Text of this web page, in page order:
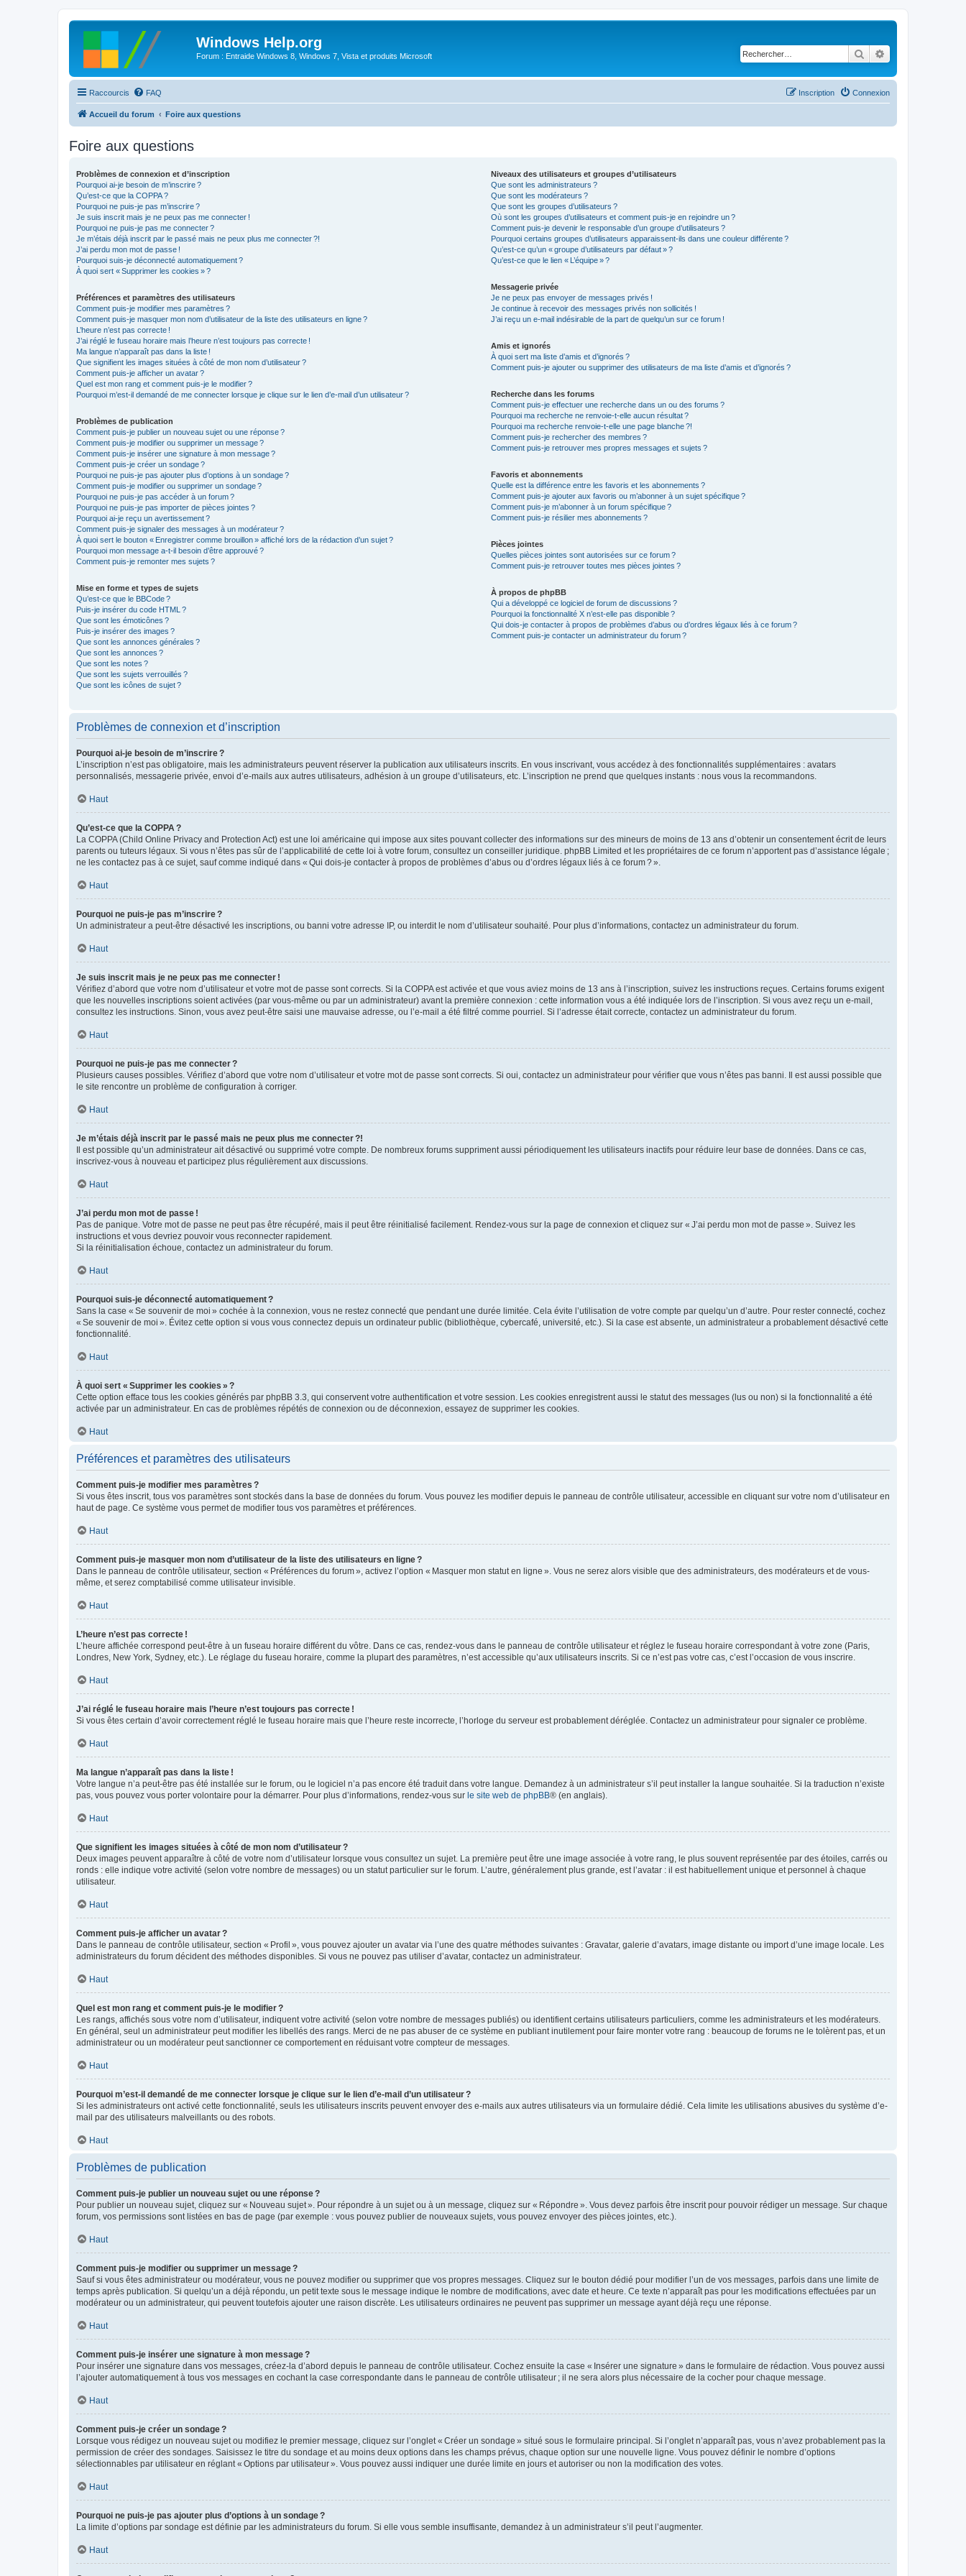
Windows Help.org
Forum : Entraide Windows 8, Windows 7, Vista et produits Microsoft Rechercher
Raccourcis FAQ Connexion
Inscription
Accueil du forum Foire aux questions
Foire aux questions
Problèmes de connexion et d’inscription
Pourquoi ai-je besoin de m’inscrire ?
Qu’est-ce que la COPPA ?
Pourquoi ne puis-je pas m’inscrire ?
Je suis inscrit mais je ne peux pas me connecter !
Pourquoi ne puis-je pas me connecter ?
Je m’étais déjà inscrit par le passé mais ne peux plus me connecter ?!
J’ai perdu mon mot de passe !
Pourquoi suis-je déconnecté automatiquement ?
À quoi sert « Supprimer les cookies » ?
Préférences et paramètres des utilisateurs
Comment puis-je modifier mes paramètres ?
Comment puis-je masquer mon nom d’utilisateur de la liste des utilisateurs en ligne ?
L’heure n’est pas correcte !
J’ai réglé le fuseau horaire mais l’heure n’est toujours pas correcte !
Ma langue n’apparaît pas dans la liste !
Que signifient les images situées à côté de mon nom d’utilisateur ?
Comment puis-je afficher un avatar ?
Quel est mon rang et comment puis-je le modifier ?
Pourquoi m’est-il demandé de me connecter lorsque je clique sur le lien d’e-mail d’un utilisateur ?
Problèmes de publication
Comment puis-je publier un nouveau sujet ou une réponse ?
Comment puis-je modifier ou supprimer un message ?
Comment puis-je insérer une signature à mon message ?
Comment puis-je créer un sondage ?
Pourquoi ne puis-je pas ajouter plus d’options à un sondage ?
Comment puis-je modifier ou supprimer un sondage ?
Pourquoi ne puis-je pas accéder à un forum ?
Pourquoi ne puis-je pas importer de pièces jointes ?
Pourquoi ai-je reçu un avertissement ?
Comment puis-je signaler des messages à un modérateur ?
À quoi sert le bouton « Enregistrer comme brouillon » affiché lors de la rédaction d’un sujet ?
Pourquoi mon message a-t-il besoin d’être approuvé ?
Comment puis-je remonter mes sujets ?
Mise en forme et types de sujets
Qu’est-ce que le BBCode ?
Puis-je insérer du code HTML ?
Que sont les émoticônes ?
Puis-je insérer des images ?
Que sont les annonces générales ?
Que sont les annonces ?
Que sont les notes ?
Que sont les sujets verrouillés ?
Que sont les icônes de sujet ?
Niveaux des utilisateurs et groupes d’utilisateurs
Que sont les administrateurs ?
Que sont les modérateurs ?
Que sont les groupes d’utilisateurs ?
Où sont les groupes d’utilisateurs et comment puis-je en rejoindre un ?
Comment puis-je devenir le responsable d’un groupe d’utilisateurs ?
Pourquoi certains groupes d’utilisateurs apparaissent-ils dans une couleur différente ?
Qu’est-ce qu’un « groupe d’utilisateurs par défaut » ?
Qu’est-ce que le lien « L’équipe » ?
Messagerie privée
Je ne peux pas envoyer de messages privés !
Je continue à recevoir des messages privés non sollicités !
J’ai reçu un e-mail indésirable de la part de quelqu’un sur ce forum !
Amis et ignorés
À quoi sert ma liste d’amis et d’ignorés ?
Comment puis-je ajouter ou supprimer des utilisateurs de ma liste d’amis et d’ignorés ?
Recherche dans les forums
Comment puis-je effectuer une recherche dans un ou des forums ?
Pourquoi ma recherche ne renvoie-t-elle aucun résultat ?
Pourquoi ma recherche renvoie-t-elle une page blanche ?!
Comment puis-je rechercher des membres ?
Comment puis-je retrouver mes propres messages et sujets ?
Favoris et abonnements
Quelle est la différence entre les favoris et les abonnements ?
Comment puis-je ajouter aux favoris ou m’abonner à un sujet spécifique ?
Comment puis-je m’abonner à un forum spécifique ?
Comment puis-je résilier mes abonnements ?
Pièces jointes
Quelles pièces jointes sont autorisées sur ce forum ?
Comment puis-je retrouver toutes mes pièces jointes ?
À propos de phpBB
Qui a développé ce logiciel de forum de discussions ?
Pourquoi la fonctionnalité X n’est-elle pas disponible ?
Qui dois-je contacter à propos de problèmes d’abus ou d’ordres légaux liés à ce forum ?
Comment puis-je contacter un administrateur du forum ?
Problèmes de connexion et d’inscription
Pourquoi ai-je besoin de m’inscrire ?
L’inscription n’est pas obligatoire, mais les administrateurs peuvent réserver la publication aux utilisateurs inscrits. En vous inscrivant, vous accédez à des fonctionnalités supplémentaires : avatars
personnalisés, messagerie privée, envoi d’e-mails aux autres utilisateurs, adhésion à un groupe d’utilisateurs, etc. L’inscription ne prend que quelques instants : nous vous la recommandons.
Haut
Qu’est-ce que la COPPA ?
La COPPA (Child Online Privacy and Protection Act) est une loi américaine qui impose aux sites pouvant collecter des informations sur des mineurs de moins de 13 ans d’obtenir un consentement écrit de leurs
parents ou tuteurs légaux. Si vous n’êtes pas sûr de l’applicabilité de cette loi à votre forum, consultez un conseiller juridique. phpBB Limited et les propriétaires de ce forum n’apportent pas d’assistance légale ;
ne les contactez pas à ce sujet, sauf comme indiqué dans « Qui dois-je contacter à propos de problèmes d’abus ou d’ordres légaux liés à ce forum ? ».
Haut
Pourquoi ne puis-je pas m’inscrire ?
Un administrateur a peut-être désactivé les inscriptions, ou banni votre adresse IP, ou interdit le nom d’utilisateur souhaité. Pour plus d’informations, contactez un administrateur du forum.
Haut
Je suis inscrit mais je ne peux pas me connecter !
Vérifiez d’abord que votre nom d’utilisateur et votre mot de passe sont corrects. Si la COPPA est activée et que vous aviez moins de 13 ans à l’inscription, suivez les instructions reçues. Certains forums exigent
que les nouvelles inscriptions soient activées (par vous-même ou par un administrateur) avant la première connexion : cette information vous a été indiquée lors de l’inscription. Si vous avez reçu un e-mail,
consultez les instructions. Sinon, vous avez peut-être saisi une mauvaise adresse, ou l’e-mail a été filtré comme pourriel. Si l’adresse était correcte, contactez un administrateur du forum.
Haut
Pourquoi ne puis-je pas me connecter ?
Plusieurs causes possibles. Vérifiez d’abord que votre nom d’utilisateur et votre mot de passe sont corrects. Si oui, contactez un administrateur pour vérifier que vous n’êtes pas banni. Il est aussi possible que
le site rencontre un problème de configuration à corriger.
Haut
Je m’étais déjà inscrit par le passé mais ne peux plus me connecter ?!
Il est possible qu’un administrateur ait désactivé ou supprimé votre compte. De nombreux forums suppriment aussi périodiquement les utilisateurs inactifs pour réduire leur base de données. Dans ce cas,
inscrivez-vous à nouveau et participez plus régulièrement aux discussions.
Haut
J’ai perdu mon mot de passe !
Pas de panique. Votre mot de passe ne peut pas être récupéré, mais il peut être réinitialisé facilement. Rendez-vous sur la page de connexion et cliquez sur « J’ai perdu mon mot de passe ». Suivez les
instructions et vous devriez pouvoir vous reconnecter rapidement.
Si la réinitialisation échoue, contactez un administrateur du forum.
Haut
Pourquoi suis-je déconnecté automatiquement ?
Sans la case « Se souvenir de moi » cochée à la connexion, vous ne restez connecté que pendant une durée limitée. Cela évite l’utilisation de votre compte par quelqu’un d’autre. Pour rester connecté, cochez
« Se souvenir de moi ». Évitez cette option si vous vous connectez depuis un ordinateur public (bibliothèque, cybercafé, université, etc.). Si la case est absente, un administrateur a probablement désactivé cette
fonctionnalité.
Haut
À quoi sert « Supprimer les cookies » ?
Cette option efface tous les cookies générés par phpBB 3.3, qui conservent votre authentification et votre session. Les cookies enregistrent aussi le statut des messages (lus ou non) si la fonctionnalité a été
activée par un administrateur. En cas de problèmes répétés de connexion ou de déconnexion, essayez de supprimer les cookies.
Haut
Préférences et paramètres des utilisateurs
Comment puis-je modifier mes paramètres ?
Si vous êtes inscrit, tous vos paramètres sont stockés dans la base de données du forum. Vous pouvez les modifier depuis le panneau de contrôle utilisateur, accessible en cliquant sur votre nom d’utilisateur en
haut de page. Ce système vous permet de modifier tous vos paramètres et préférences.
Haut
Comment puis-je masquer mon nom d’utilisateur de la liste des utilisateurs en ligne ?
Dans le panneau de contrôle utilisateur, section « Préférences du forum », activez l’option « Masquer mon statut en ligne ». Vous ne serez alors visible que des administrateurs, des modérateurs et de vous-
même, et serez comptabilisé comme utilisateur invisible.
Haut
L’heure n’est pas correcte !
L’heure affichée correspond peut-être à un fuseau horaire différent du vôtre. Dans ce cas, rendez-vous dans le panneau de contrôle utilisateur et réglez le fuseau horaire correspondant à votre zone (Paris,
Londres, New York, Sydney, etc.). Le réglage du fuseau horaire, comme la plupart des paramètres, n’est accessible qu’aux utilisateurs inscrits. Si ce n’est pas votre cas, c’est l’occasion de vous inscrire.
Haut
J’ai réglé le fuseau horaire mais l’heure n’est toujours pas correcte !
Si vous êtes certain d’avoir correctement réglé le fuseau horaire mais que l’heure reste incorrecte, l’horloge du serveur est probablement déréglée. Contactez un administrateur pour signaler ce problème.
Haut
Ma langue n’apparaît pas dans la liste !
Votre langue n’a peut-être pas été installée sur le forum, ou le logiciel n’a pas encore été traduit dans votre langue. Demandez à un administrateur s’il peut installer la langue souhaitée. Si la traduction n’existe
pas, vous pouvez vous porter volontaire pour la démarrer. Pour plus d’informations, rendez-vous sur le site web de phpBB® (en anglais).
Haut
Que signifient les images situées à côté de mon nom d’utilisateur ?
Deux images peuvent apparaître à côté de votre nom d’utilisateur lorsque vous consultez un sujet. La première peut être une image associée à votre rang, le plus souvent représentée par des étoiles, carrés ou
ronds : elle indique votre activité (selon votre nombre de messages) ou un statut particulier sur le forum. L’autre, généralement plus grande, est l’avatar : il est habituellement unique et personnel à chaque
utilisateur.
Haut
Comment puis-je afficher un avatar ?
Dans le panneau de contrôle utilisateur, section « Profil », vous pouvez ajouter un avatar via l’une des quatre méthodes suivantes : Gravatar, galerie d’avatars, image distante ou import d’une image locale. Les
administrateurs du forum décident des méthodes disponibles. Si vous ne pouvez pas utiliser d’avatar, contactez un administrateur.
Haut
Quel est mon rang et comment puis-je le modifier ?
Les rangs, affichés sous votre nom d’utilisateur, indiquent votre activité (selon votre nombre de messages publiés) ou identifient certains utilisateurs particuliers, comme les administrateurs et les modérateurs.
En général, seul un administrateur peut modifier les libellés des rangs. Merci de ne pas abuser de ce système en publiant inutilement pour faire monter votre rang : beaucoup de forums ne le tolèrent pas, et un
administrateur ou un modérateur peut sanctionner ce comportement en réduisant votre compteur de messages.
Haut
Pourquoi m’est-il demandé de me connecter lorsque je clique sur le lien d’e-mail d’un utilisateur ?
Si les administrateurs ont activé cette fonctionnalité, seuls les utilisateurs inscrits peuvent envoyer des e-mails aux autres utilisateurs via un formulaire dédié. Cela limite les utilisations abusives du système d’e-
mail par des utilisateurs malveillants ou des robots.
Haut
Problèmes de publication
Comment puis-je publier un nouveau sujet ou une réponse ?
Pour publier un nouveau sujet, cliquez sur « Nouveau sujet ». Pour répondre à un sujet ou à un message, cliquez sur « Répondre ». Vous devez parfois être inscrit pour pouvoir rédiger un message. Sur chaque
forum, vos permissions sont listées en bas de page (par exemple : vous pouvez publier de nouveaux sujets, vous pouvez envoyer des pièces jointes, etc.).
Haut
Comment puis-je modifier ou supprimer un message ?
Sauf si vous êtes administrateur ou modérateur, vous ne pouvez modifier ou supprimer que vos propres messages. Cliquez sur le bouton dédié pour modifier l’un de vos messages, parfois dans une limite de
temps après publication. Si quelqu’un a déjà répondu, un petit texte sous le message indique le nombre de modifications, avec date et heure. Ce texte n’apparaît pas pour les modifications effectuées par un
modérateur ou un administrateur, qui peuvent toutefois ajouter une raison discrète. Les utilisateurs ordinaires ne peuvent pas supprimer un message ayant déjà reçu une réponse.
Haut
Comment puis-je insérer une signature à mon message ?
Pour insérer une signature dans vos messages, créez-la d’abord depuis le panneau de contrôle utilisateur. Cochez ensuite la case « Insérer une signature » dans le formulaire de rédaction. Vous pouvez aussi
l’ajouter automatiquement à tous vos messages en cochant la case correspondante dans le panneau de contrôle utilisateur ; il ne sera alors plus nécessaire de la cocher pour chaque message.
Haut
Comment puis-je créer un sondage ?
Lorsque vous rédigez un nouveau sujet ou modifiez le premier message, cliquez sur l’onglet « Créer un sondage » situé sous le formulaire principal. Si l’onglet n’apparaît pas, vous n’avez probablement pas la
permission de créer des sondages. Saisissez le titre du sondage et au moins deux options dans les champs prévus, chaque option sur une nouvelle ligne. Vous pouvez définir le nombre d’options
sélectionnables par utilisateur en réglant « Options par utilisateur ». Vous pouvez aussi indiquer une durée limite en jours et autoriser ou non la modification des votes.
Haut
Pourquoi ne puis-je pas ajouter plus d’options à un sondage ?
La limite d’options par sondage est définie par les administrateurs du forum. Si elle vous semble insuffisante, demandez à un administrateur s’il peut l’augmenter.
Haut